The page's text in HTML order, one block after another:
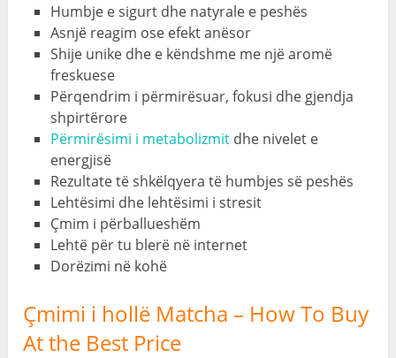
Humbje e sigurt dhe natyrale e peshës
Asnjë reagim ose efekt anësor
Shije unike dhe e këndshme me një aromë
freskuese
Përqendrim i përmirësuar, fokusi dhe gjendja
shpirtërore
Përmirësimi i metabolizmitdhe nivelet e
energjisë
Rezultate të shkëlqyera të humbjes së peshës
Lehtësimi dhe lehtësimi i stresit
Çmim i përballueshëm
Lehtë për tu blerë në internet
Dorëzimi në kohë
Çmimi i hollë Matcha – How To Buy
At the Best Price